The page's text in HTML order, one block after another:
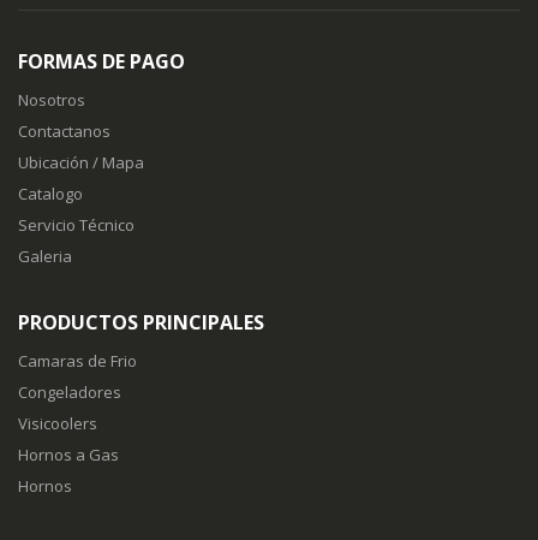
FORMAS DE PAGO
Nosotros
Contactanos
Ubicación / Mapa
Catalogo
Servicio Técnico
Galeria
PRODUCTOS PRINCIPALES
Camaras de Frio
Congeladores
Visicoolers
Hornos a Gas
Hornos